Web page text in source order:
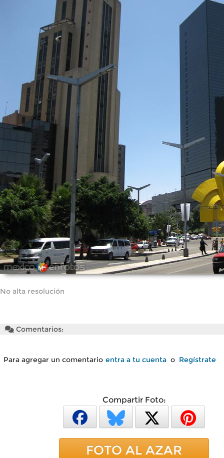
No alta resolución
Comentarios:
Para agregar un comentario entra a tu cuenta o Regístrate
Compartir Foto:
FOTO AL AZAR